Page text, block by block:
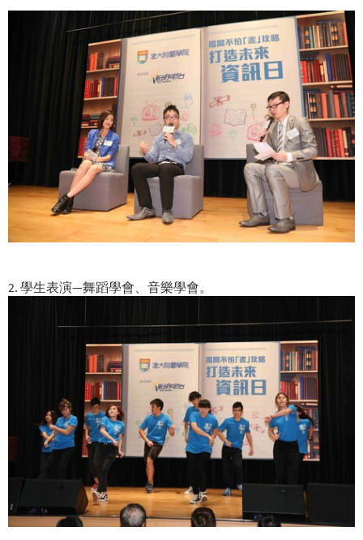
2. 學生表演—舞蹈學會、音樂學會。